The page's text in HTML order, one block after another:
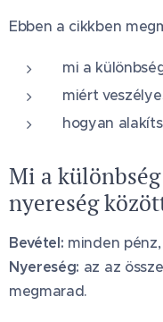
Ebben a cikkben
mi a
miért
hogyan
Mi a
nyereség
Bevétel: minden
Nyereség: az az
megmarad.